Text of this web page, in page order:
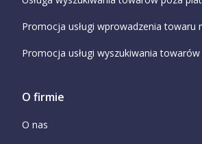
Promocja usługi wprowadzenia towaru
Promocja usługi wyszukiwania
O firmie
O nas